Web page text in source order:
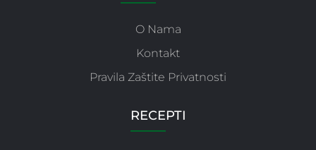
O Nama
Kontakt
Pravila Zaštite Privatnosti
RECEPTI